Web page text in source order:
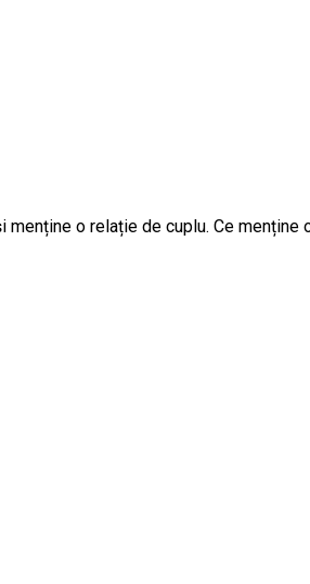
o relație de cuplu. Ce menține